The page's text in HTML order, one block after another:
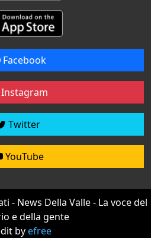
Facebook
Twitter
YouTube
- News Della Valle - La voce del
e della gente
byefree